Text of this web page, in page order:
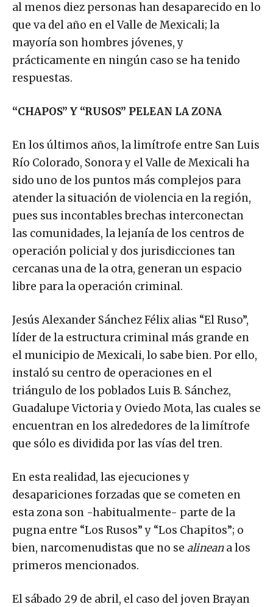
al menos diez personas han desaparecido en lo
que va del año en el Valle de Mexicali; la
mayoría son hombres jóvenes, y
prácticamente en ningún caso se ha tenido
respuestas.
“CHAPOS” Y “RUSOS” PELEAN LA ZONA
En los últimos años, la limítrofe entre San Luis
Río Colorado, Sonora y el Valle de Mexicali ha
sido uno de los puntos más complejos para
atender la situación de violencia en la región,
pues sus incontables brechas interconectan
las comunidades, la lejanía de los centros de
operación policial y dos jurisdicciones tan
cercanas una de la otra, generan un espacio
libre para la operación criminal.
Jesús Alexander Sánchez Félix alias “El Ruso”,
líder de la estructura criminal más grande en
el municipio de Mexicali, lo sabe bien. Por ello,
instaló su centro de operaciones en el
triángulo de los poblados Luis B. Sánchez,
Guadalupe Victoria y Oviedo Mota, las cuales se
encuentran en los alrededores de la limítrofe
que sólo es dividida por las vías del tren.
En esta realidad, las ejecuciones y
desapariciones forzadas que se cometen en
esta zona son -habitualmente- parte de la
pugna entre “Los Rusos” y “Los Chapitos”; o
bien, narcomenudistas que no se alineana los
primeros mencionados.
El sábado 29 de abril, el caso del joven Brayan